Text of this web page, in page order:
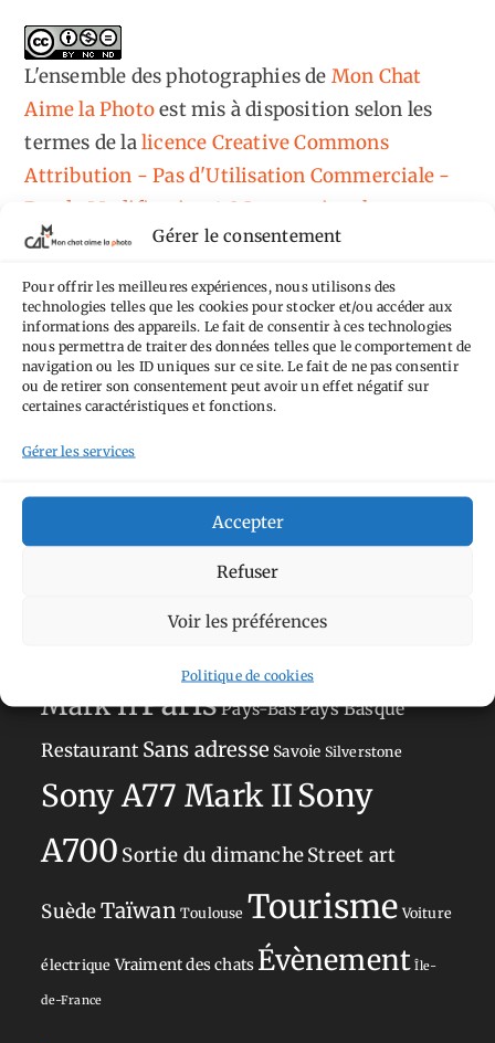
Gérer le consentement
Pour offrir les meilleures expériences, nous utilisons des
technologies telles que les cookies pour stocker et/ou accéder aux
informations des appareils. Le fait de consentir à ces technologies
nous permettra de traiter des données telles que le comportement de
navigation ou les ID uniques sur ce site. Le fait de ne pas consentir
ou de retirer son consentement peut avoir un effet négatif sur
certaines caractéristiques et fonctions.
Gérer les services
Accepter
Refuser
Voir les préférences
Politique de cookies
L'ensemble des photographiesde Mon Chat
Aime la Photoest mis à disposition selon les
termes de lalicence Creative Commons
Attribution - Pas d'Utilisation Commerciale -
Pas de Modification 4.0 International
Fondé(e) sur une œuvre dehttps://mcalp.fr
Tags
AilleursAimez-vous bordel
DanemarkEspagne
Hébergement
La DéfenseNormandie
Mark IIParisPays-BasPays Basque
Restaurant Sans adresse Savoie Silverstone
Sony A77 Mark IISony
A700 Sortie du dimancheStreet art
SuèdeTaïwan Toulouse Tourisme Voiture
électrique Vraiment des chats Évènement Île-
de-France